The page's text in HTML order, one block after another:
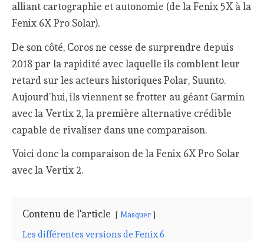
alliant cartographie et autonomie (de la Fenix 5X à la
Fenix 6X Pro Solar).
De son côté, Coros ne cesse de surprendre depuis
2018 par la rapidité avec laquelle ils comblent leur
retard sur les acteurs historiques Polar, Suunto.
Aujourd’hui, ils viennent se frotter au géant Garmin
avec la Vertix 2, la première alternative crédible
capable de rivaliser dans une comparaison.
Voici donc la comparaison de la Fenix 6X Pro Solar
avec la Vertix 2.
Contenu de l'article Masquer
Les différentes versions de Fenix 6